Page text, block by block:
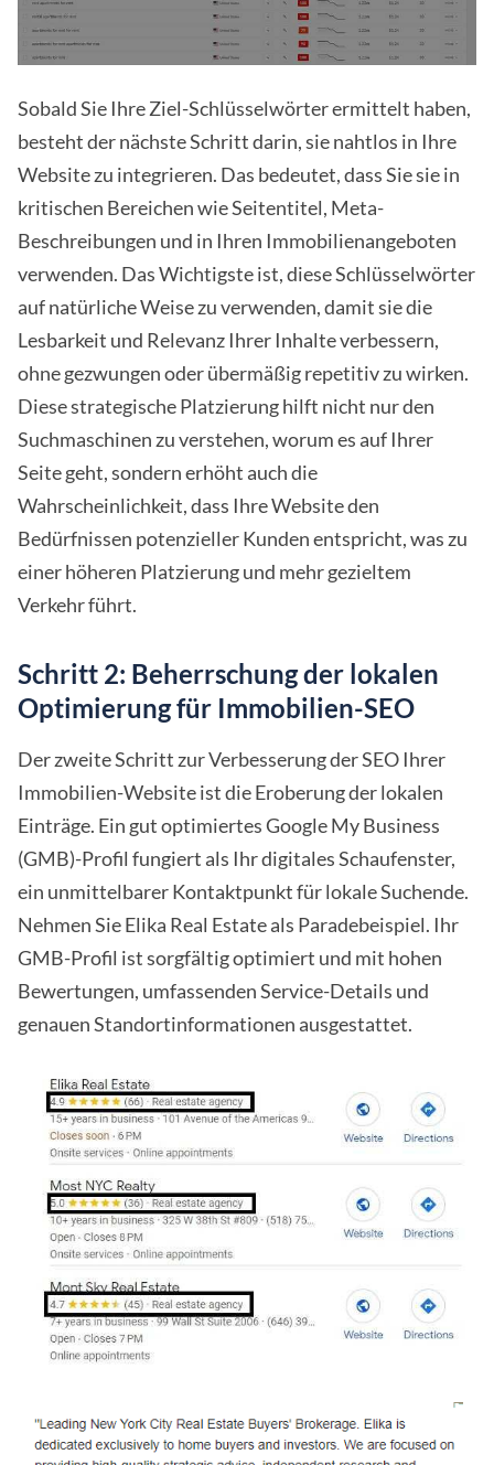
Sobald Sie Ihre Ziel-Schlüsselwörter ermittelt haben,
besteht der nächste Schritt darin, sie nahtlos in Ihre
Website zu integrieren. Das bedeutet, dass Sie sie in
kritischen Bereichen wie Seitentitel, Meta-
Beschreibungen und in Ihren Immobilienangeboten
verwenden. Das Wichtigste ist, diese Schlüsselwörter
auf natürliche Weise zu verwenden, damit sie die
Lesbarkeit und Relevanz Ihrer Inhalte verbessern,
ohne gezwungen oder übermäßig repetitiv zu wirken.
Diese strategische Platzierung hilft nicht nur den
Suchmaschinen zu verstehen, worum es auf Ihrer
Seite geht, sondern erhöht auch die
Wahrscheinlichkeit, dass Ihre Website den
Bedürfnissen potenzieller Kunden entspricht, was zu
einer höheren Platzierung und mehr gezieltem
Verkehr führt.
Schritt 2: Beherrschung der lokalen
Optimierung für Immobilien-SEO
Der zweite Schritt zur Verbesserung der SEO Ihrer
Immobilien-Website ist die Eroberung der lokalen
Einträge. Ein gut optimiertes Google My Business
(GMB)-Profil fungiert als Ihr digitales Schaufenster,
ein unmittelbarer Kontaktpunkt für lokale Suchende.
Nehmen Sie Elika Real Estate als Paradebeispiel. Ihr
GMB-Profil ist sorgfältig optimiert und mit hohen
Bewertungen, umfassenden Service-Details und
genauen Standortinformationen ausgestattet.